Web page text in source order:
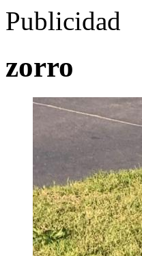
Publicidad
zorro